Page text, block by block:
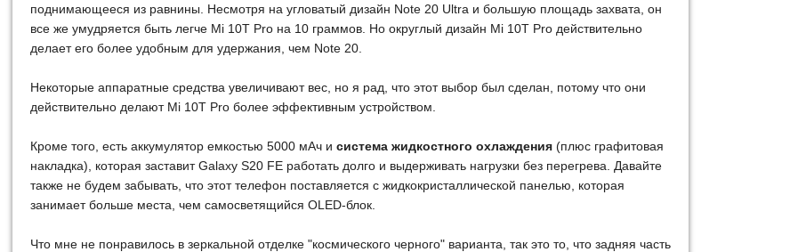
поднимающееся из равнины. Несмотря на угловатый дизайн Note 20 Ultra и большую площадь захвата, он
все же умудряется быть легче Mi 10T Pro на 10 граммов. Но округлый дизайн Mi 10T Pro действительно
делает его более удобным для удержания, чем Note 20.
Некоторые аппаратные средства увеличивают вес, но я рад, что этот выбор был сделан, потому что они
действительно делают Mi 10T Pro более эффективным устройством.
Кроме того, есть аккумулятор емкостью 5000 мАч и система жидкостного охлаждения (плюс графитовая
накладка), которая заставит Galaxy S20 FE работать долго и выдерживать нагрузки без перегрева. Давайте
также не будем забывать, что этот телефон поставляется с жидкокристаллической панелью, которая
занимает больше места, чем самосветящийся OLED-блок.
Что мне не понравилось в зеркальной отделке "космического черного" варианта, так это то, что задняя часть